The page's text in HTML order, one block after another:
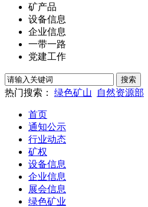
矿产品
设备信息
企业信息
一带一路
党建工作
热门搜索： 绿色矿山 自然资源部
首页
通知公示
行业动态
矿权
设备信息
企业信息
展会信息
绿色矿业